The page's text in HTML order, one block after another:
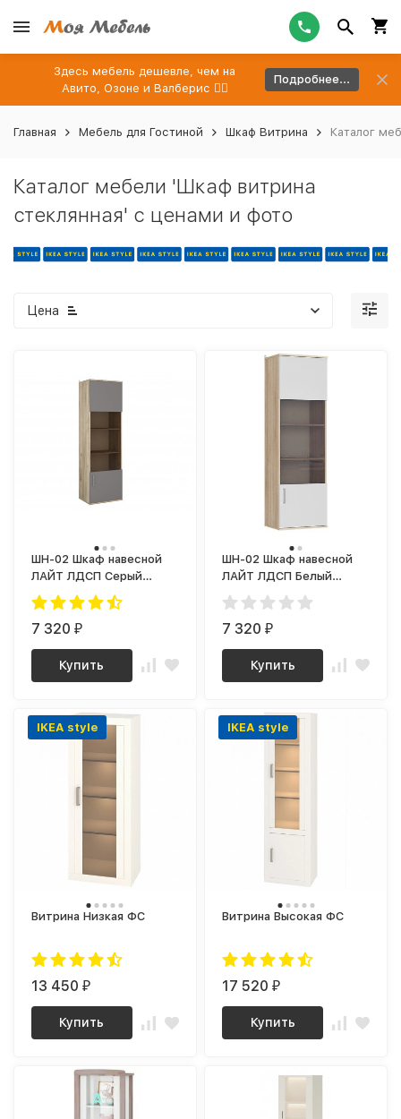
Здесь мебель дешевле, чем на
Авито, Озоне и Валберис 👉🏻
Подробнее...
Главная Мебель для Гостиной Шкаф Витрина Каталог
Каталог мебели 'Шкаф витрина
стеклянная' с ценами и фото
Цена
ШН-02 Шкаф навесной
ЛАЙТ ЛДСП Серый
Графит / Дуб Крафт
7 320₽
Купить
ШН-02 Шкаф навесной
ЛАЙТ ЛДСП Белый
Бриллиант / корпус Дуб
Сонома Светлый
7 320₽
Купить
IKEA style
Витрина Низкая ФС
13 450₽
Купить
IKEA style
Витрина Высокая ФС
17 520₽
Купить